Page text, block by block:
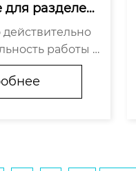
разделен
решен
работы у
надё
или в цеху?
— это не мар